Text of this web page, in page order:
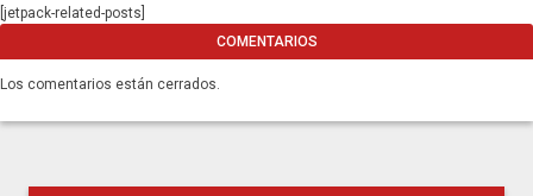
[jetpack-related-posts]
COMENTARIOS
Los comentarios están cerrados.